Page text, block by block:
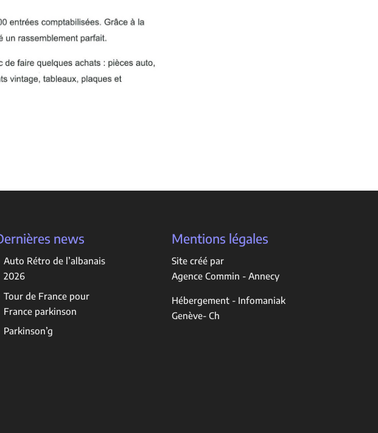
news
Auto Rétro de l’albanais
2026
Tour de France pour
France parkinson
Parkinson’g
Mentions légales
Site créé par
Agence Commin - Annecy
Hébergement - Infomaniak
Genève- Ch